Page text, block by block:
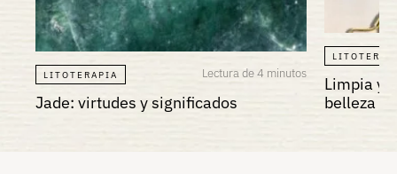
LITOTERAPIA Lectura de 4 minutos
Jade: virtudes y significados
Limpia y
belleza